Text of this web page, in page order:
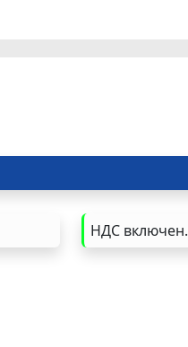
НДС включен.